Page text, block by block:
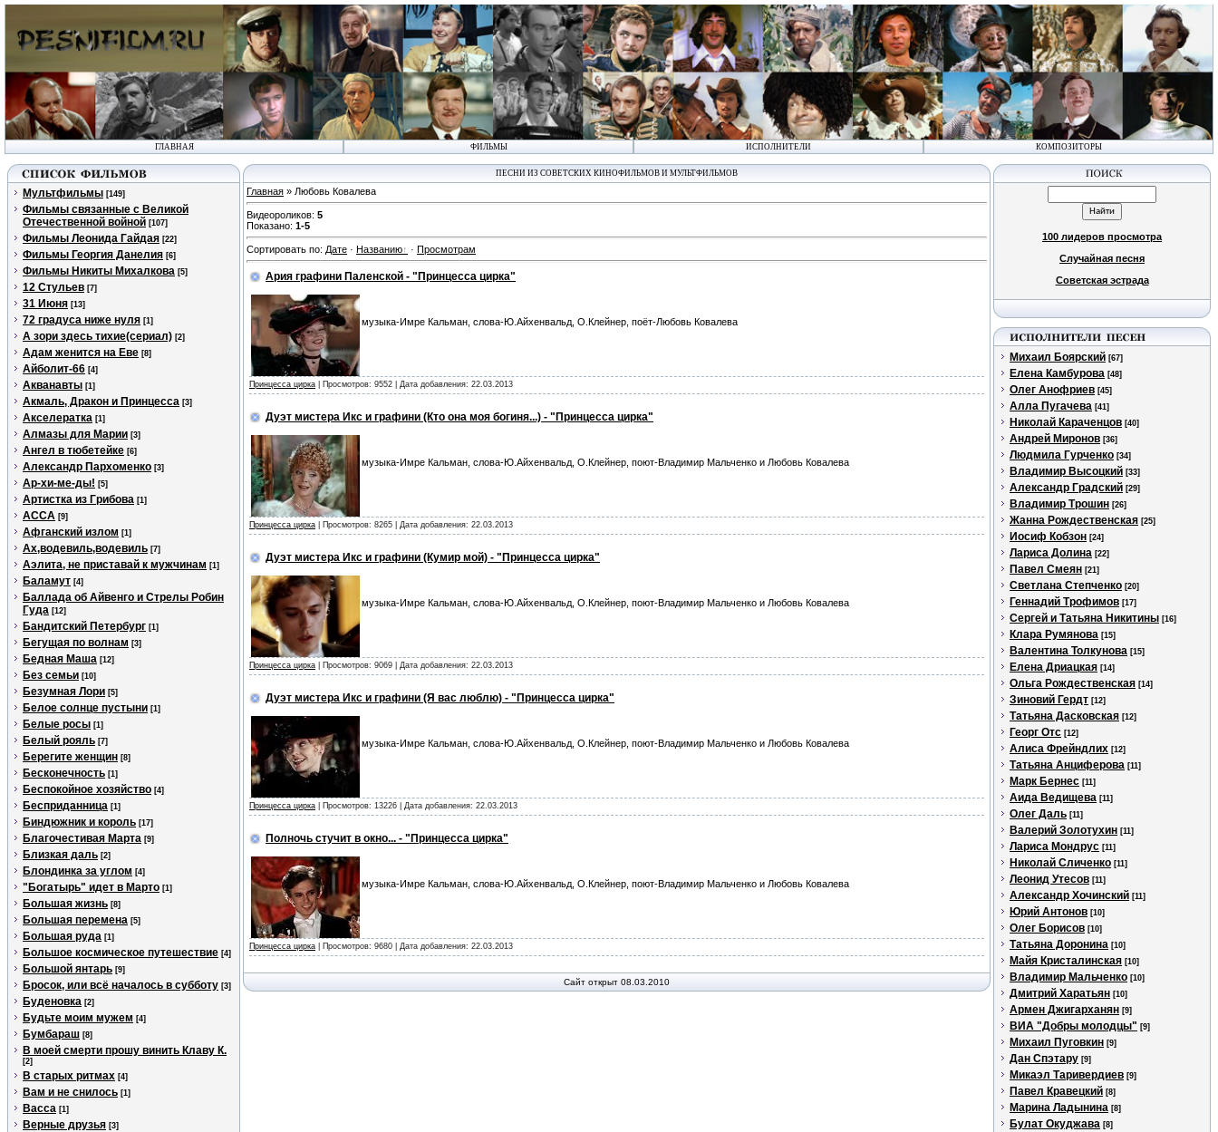
ГЛАВНАЯ ФИЛЬМЫ ИСПОЛНИТЕЛИ КОМПОЗИТОРЫ
Мультфильмы [149]
Фильмы связанные с Великой
Отечественной войной [107]
Фильмы Леонида Гайдая [22]
Фильмы Георгия Данелия [6]
Фильмы Никиты Михалкова [5]
12 Стульев [7]
31 Июня [13]
72 градуса ниже нуля [1]
А зори здесь тихие(сериал) [2]
Адам женится на Еве [8]
Айболит-66 [4]
Акванавты [1]
Акмаль, Дракон и Принцесса [3]
Акселератка [1]
Алмазы для Марии [3]
Ангел в тюбетейке [6]
Александр Пархоменко [3]
Ар-хи-ме-ды! [5]
Артистка из Грибова [1]
АССА [9]
Афганский излом [1]
Ах,водевиль,водевиль [7]
Аэлита, не приставай к мужчинам [1]
Баламут [4]
Баллада об Айвенго и Стрелы Робин
Гуда [12]
Бандитский Петербург [1]
Бегущая по волнам [3]
Бедная Маша [12]
Без семьи [10]
Безумная Лори [5]
Белое солнце пустыни [1]
Белые росы [1]
Белый рояль [7]
Берегите женщин [8]
Бесконечность [1]
Беспокойное хозяйство [4]
Бесприданница [1]
Биндюжник и король [17]
Благочестивая Марта [9]
Близкая даль [2]
Блондинка за углом [4]
"Богатырь" идет в Марто [1]
Большая жизнь [8]
Большая перемена [5]
Большая руда [1]
Большое космическое путешествие [4]
Большой янтарь [9]
Бросок, или всё началось в субботу [3]
Буденовка [2]
Будьте моим мужем [4]
Бумбараш [8]
В моей смерти прошу винить Клаву К.
[2]
В старых ритмах [4]
Вам и не снилось [1]
Васса [1]
Верные друзья [3]
ПЕСНИ ИЗ СОВЕТСКИХ КИНОФИЛЬМОВ И МУЛЬТФИЛЬМОВ
Главная » Любовь Ковалева
Видеороликов: 5
Показано: 1-5
Сортировать по: Дате · Названию · Просмотрам
Ария графини Паленской - "Принцесса цирка"
музыка-Имре Кальман, слова-Ю.Айхенвальд, О.Клейнер, поёт-Любовь Ковалева
Принцесса цирка | Просмотров: 9552 | Дата добавления: 22.03.2013
Дуэт мистера Икс и графини (Кто она моя богиня...) - "Принцесса цирка"
музыка-Имре Кальман, слова-Ю.Айхенвальд, О.Клейнер, поют-Владимир Мальченко и Любовь Ковалева
Принцесса цирка | Просмотров: 8265 | Дата добавления: 22.03.2013
Дуэт мистера Икс и графини (Кумир мой) - "Принцесса цирка"
музыка-Имре Кальман, слова-Ю.Айхенвальд, О.Клейнер, поют-Владимир Мальченко и Любовь Ковалева
Принцесса цирка | Просмотров: 9069 | Дата добавления: 22.03.2013
Дуэт мистера Икс и графини (Я вас люблю) - "Принцесса цирка"
музыка-Имре Кальман, слова-Ю.Айхенвальд, О.Клейнер, поют-Владимир Мальченко и Любовь Ковалева
Принцесса цирка | Просмотров: 13226 | Дата добавления: 22.03.2013
Полночь стучит в окно... - "Принцесса цирка"
музыка-Имре Кальман, слова-Ю.Айхенвальд, О.Клейнер, поют-Владимир Мальченко и Любовь Ковалева
Принцесса цирка | Просмотров: 9680 | Дата добавления: 22.03.2013
Сайт открыт 08.03.2010
100 лидеров просмотра
Случайная песня
Советская эстрада
Михаил Боярский [67]
Елена Камбурова [48]
Олег Анофриев [45]
Алла Пугачева [41]
Николай Караченцов [40]
Андрей Миронов [36]
Людмила Гурченко [34]
Владимир Высоцкий [33]
Александр Градский [29]
Владимир Трошин [26]
Жанна Рождественская [25]
Иосиф Кобзон [24]
Лариса Долина [22]
Павел Смеян [21]
Светлана Степченко [20]
Геннадий Трофимов [17]
Сергей и Татьяна Никитины [16]
Клара Румянова [15]
Валентина Толкунова [15]
Елена Дриацкая [14]
Ольга Рождественская [14]
Зиновий Гердт [12]
Татьяна Дасковская [12]
Георг Отс [12]
Алиса Фрейндлих [12]
Татьяна Анциферова [11]
Марк Бернес [11]
Аида Ведищева [11]
Олег Даль [11]
Валерий Золотухин [11]
Лариса Мондрус [11]
Николай Сличенко [11]
Леонид Утесов [11]
Александр Хочинский [11]
Юрий Антонов [10]
Олег Борисов [10]
Татьяна Доронина [10]
Майя Кристалинская [10]
Владимир Мальченко [10]
Дмитрий Харатьян [10]
Армен Джигарханян [9]
ВИА "Добры молодцы" [9]
Михаил Пуговкин [9]
Дан Спэтару [9]
Микаэл Таривердиев [9]
Павел Кравецкий [8]
Марина Ладынина [8]
Булат Окуджава [8]